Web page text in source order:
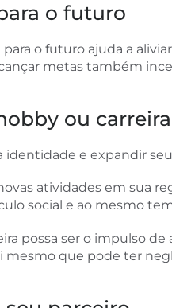
o futuro
o futuro ajuda a
metas também
ou carreira
identidade e expandir
atividades em sua
social e ao mesmo
possa ser o impulso
mesmo que pode ter